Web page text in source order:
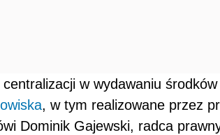
w wydawaniu
, w tym realizowane przez
Dominik Gajewski, radca